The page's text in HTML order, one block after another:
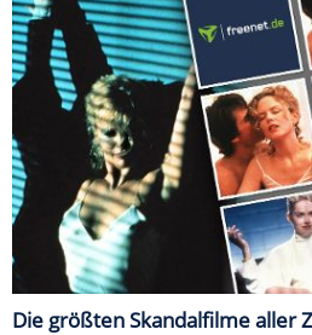
Die größten Skandalfilme aller